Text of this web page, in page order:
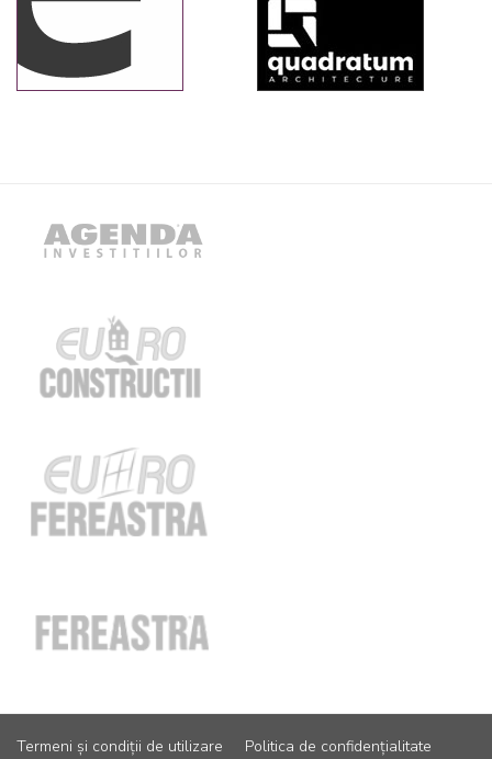
Termeni și condiții de utilizare
Politica de confidențialitate